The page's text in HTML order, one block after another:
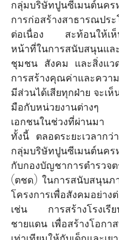
กลุ่มบริษัทปูนซีเมนต์นคร
การก่อสร้างสาธารณปร
ต่อเนื่อง สะท้อนให้เห็
หน้าที่ในการสนับสนุนแล
ชุมชน สังคม และสิ่งแ
การสร้างคุณค่าและควา
มีส่วนได้เสียทุกฝ่าย จะเห็
มือกับหน่วยงานต่างๆ
เอกชนในช่วงที่ผ่านมา
ทั้งนี้ ตลอดระยะเวลาก
กลุ่มบริษัทปูนซีเมนต์นคร
กับกองบัญชาการตำรวจ
(ตชด.) ในการสนับสนุนภ
โครงการเพื่อสังคมอย่าง
เช่น การสร้างโรงเรีย
ชายแดน เพื่อสร้างโอกา